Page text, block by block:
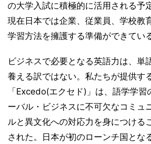
の大学入試に積極的に活用される予
現在日本では企業、従業員、学校教
学習方法を擁護する準備ができている
ビジネスで必要となる英語力は、単
養える訳ではない。私たちが提供す
「Excedo(エクセド)」は、語学学習
ーバル・ビジネスに不可欠なコミュ
ルと異文化への対応力を身につける
された。日本が初のローンチ国とな